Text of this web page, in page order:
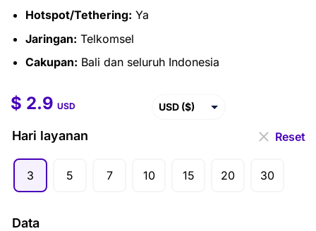
Hotspot/Tethering: Ya
Jaringan: Telkomsel
Cakupan: Bali dan seluruh Indonesia
$ 2.9 –$ USD ($)
AUD ($)
Hari layanan
3 5 7 10 15 20 30
Data
Reset
$ 2.9 USD